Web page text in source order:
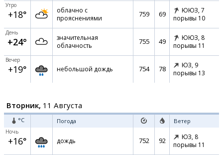
Утро
+18°
облачно с
прояснениями
759 69 ЮЮЗ, 7
порывы 10
День
+24°
значительная
облачность
755 49 ЮЮЗ, 8
порывы 11
Вечер
+19° небольшой дождь 754 78 ЮЗ, 9
порывы 13
Вторник, 11 Августа
°C Погода Ветер
Ночь
+16° дождь 752 92 ЮЗ, 8
порывы 11